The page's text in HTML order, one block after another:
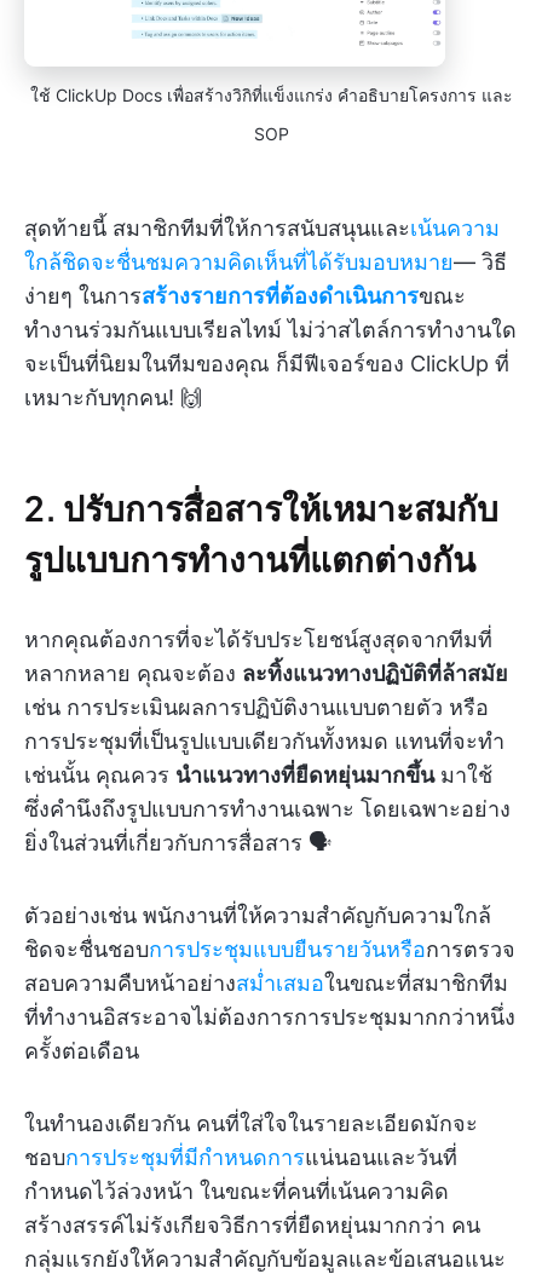
ใช้ ClickUp Docs เพื่อสร้างวิกิที่แข็งแกร่ง คำอธิบายโครงการ และ
SOP
สุดท้ายนี้ สมาชิกทีมที่ให้การสนับสนุนและเน้นความ
ใกล้ชิดจะชื่นชมความคิดเห็นที่ได้รับมอบหมาย— วิธี
ง่ายๆ ในการสร้างรายการที่ต้องดำเนินการขณะ
ทำงานร่วมกันแบบเรียลไทม์ ไม่ว่าสไตล์การทำงานใด
จะเป็นที่นิยมในทีมของคุณ ก็มีฟีเจอร์ของ ClickUp ที่
เหมาะกับทุกคน! 🙌
2. ปรับการสื่อสารให้เหมาะสมกับ
รูปแบบการทำงานที่แตกต่างกัน
หากคุณต้องการที่จะได้รับประโยชน์สูงสุดจากทีมที่
หลากหลาย คุณจะต้อง ละทิ้งแนวทางปฏิบัติที่ล้าสมัย
เช่น การประเมินผลการปฏิบัติงานแบบตายตัว หรือ
การประชุมที่เป็นรูปแบบเดียวกันทั้งหมด แทนที่จะทำ
เช่นนั้น คุณควร นำแนวทางที่ยืดหยุ่นมากขึ้นมาใช้
ซึ่งคำนึงถึงรูปแบบการทำงานเฉพาะ โดยเฉพาะอย่าง
ยิ่งในส่วนที่เกี่ยวกับการสื่อสาร 🗣️
ตัวอย่างเช่น พนักงานที่ให้ความสำคัญกับความใกล้
ชิดจะชื่นชอบการประชุมแบบยืนรายวันหรือการตรวจ
สอบความคืบหน้าอย่างสม่ำเสมอในขณะที่สมาชิกทีม
ที่ทำงานอิสระอาจไม่ต้องการการประชุมมากกว่าหนึ่ง
ครั้งต่อเดือน
ในทำนองเดียวกัน คนที่ใส่ใจในรายละเอียดมักจะ
ชอบการประชุมที่มีกำหนดการแน่นอนและวันที่
กำหนดไว้ล่วงหน้า ในขณะที่คนที่เน้นความคิด
สร้างสรรค์ไม่รังเกียจวิธีการที่ยืดหยุ่นมากกว่า คน
กลุ่มแรกยังให้ความสำคัญกับข้อมูลและข้อเสนอแนะ